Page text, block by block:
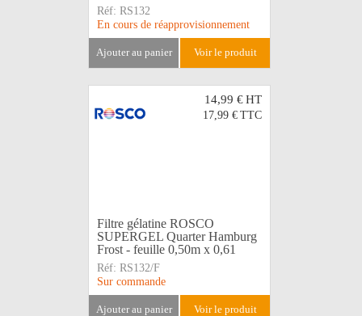
Réf: RS132
En cours de réapprovisionnement
ajouter au panier voir le produit
14,99 €HT
17,99 € TTC
Filtre gélatine ROSCO
SUPERGEL Quarter Hamburg
Frost - feuille 0,50m x 0,61
Réf: RS132/F
Sur commande
ajouter au panier voir le produit